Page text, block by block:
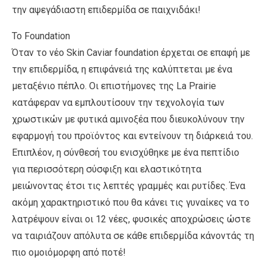
την αψεγάδιαστη επιδερμίδα σε παιχνιδάκι!
Το Foundation
Όταν το νέο Skin Caviar foundation έρχεται σε επαφή με
την επιδερμίδα, η επιφάνειά της καλύπτεται με ένα
μεταξένιο πέπλο. Οι επιστήμονες της La Prairie
κατάφεραν να εμπλουτίσουν την τεχνολογία των
χρωστικών με φυτικά αμινοξέα που διευκολύνουν την
εφαρμογή του προϊόντος και εντείνουν τη διάρκειά του.
Επιπλέον, η σύνθεσή του ενισχύθηκε με ένα πεπτίδιο
για περισσότερη σύσφιξη και ελαστικότητα
μειώνοντας έτσι τις λεπτές γραμμές και ρυτίδες. Ένα
ακόμη χαρακτηριστικό που θα κάνει τις γυναίκες να το
λατρέψουν είναι οι 12 νέες, φυσικές αποχρώσεις ώστε
να ταιριάζουν απόλυτα σε κάθε επιδερμίδα κάνοντάς τη
πιο ομοιόμορφη από ποτέ!